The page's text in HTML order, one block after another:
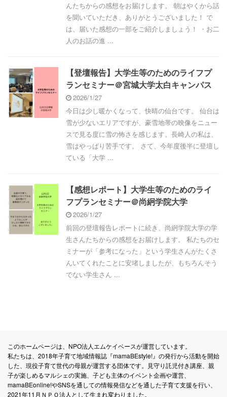
んたちからの感想をお届けします。 朝はやくから話
を聞いていただき、ありがとうございました！ で
は、届いた感想の一部をご紹介しましょう！ ・お二
人のお話の進 ...
【登壇報告】大学生等のためのライフプ
ランセミナー＠宮城大学太白キャンパス
2026/1/27
今日は少し暖かくなって、快晴の仙台です。 仙台は
雪が少ないエリアですが、豪雪地帯の映像をニュー
スで見る度に雪の怖さを感じます。長崎人の私は、
雪はやっぱり苦手です。 さて、今年度後半に登壇し
ている「大学 ...
【感想レポート】大学生等のためのライ
フプランセミナー＠尚絅学院大学
2026/1/27
前回の登壇報告レポートに続き、尚絅学院大学の学
生さんたちからの感想をお届けします。 私たちのセ
ミナーが「参考になった」という学生さんがたくさ
んいてくれたことに安堵しましたが、もちろんそう
でない学生さん ...
このホームページは、NPO法人エムケイベースが運営しています。
私たちは、2018年子育て地域情報誌『mamaBEstyle!』の発行から活動を開始
した、現役子育て世代の母親が運営する団体です。見守り託児付き講座、親
子が楽しめるマルシェの実施、子ども主体のイベント企画や運営、
mamaBEonline!やSNSを通しての情報発信などを通した子育て支援を行い、
2021年11月ＮＰＯ法人として生まれ変わりました。